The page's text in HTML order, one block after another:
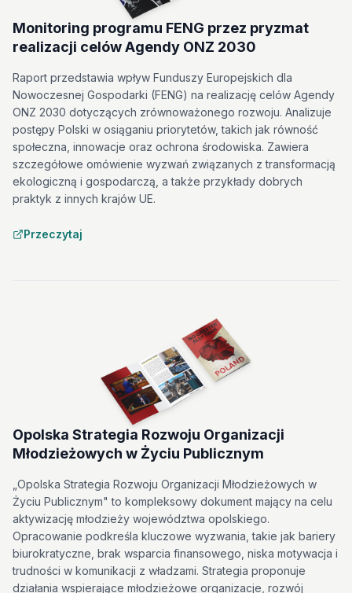
Monitoring programu FENG przez pryzmat
realizacji celów Agendy ONZ 2030
Raport przedstawia wpływ Funduszy Europejskich dla
Nowoczesnej Gospodarki (FENG) na realizację celów Agendy
ONZ 2030 dotyczących zrównoważonego rozwoju. Analizuje
postępy Polski w osiąganiu priorytetów, takich jak równość
społeczna, innowacje oraz ochrona środowiska. Zawiera
szczegółowe omówienie wyzwań związanych z transformacją
ekologiczną i gospodarczą, a także przykłady dobrych
praktyk z innych krajów UE.
Przeczytaj
Opolska Strategia Rozwoju Organizacji
Młodzieżowych w Życiu Publicznym
„Opolska Strategia Rozwoju Organizacji Młodzieżowych w
Życiu Publicznym" to kompleksowy dokument mający na celu
aktywizację młodzieży województwa opolskiego.
Opracowanie podkreśla kluczowe wyzwania, takie jak bariery
biurokratyczne, brak wsparcia finansowego, niska motywacja i
trudności w komunikacji z władzami. Strategia proponuje
działania wspierające młodzieżowe organizacje, rozwój